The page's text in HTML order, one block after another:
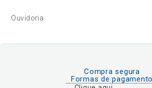
Ouvidoria
Compra segura
Formas de pagamento